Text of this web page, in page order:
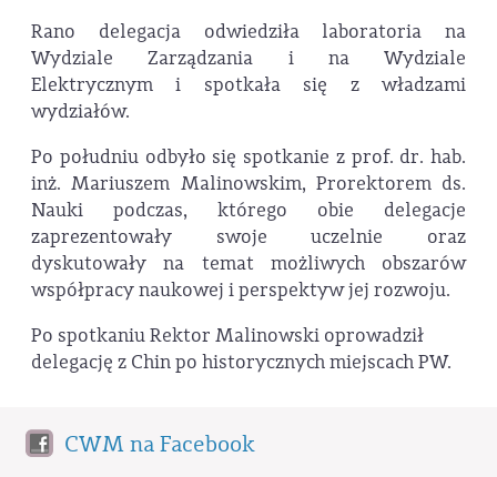
Rano delegacja odwiedziła laboratoria na
Wydziale Zarządzania i na Wydziale
Elektrycznym i spotkała się z władzami
wydziałów.
Po południu odbyło się spotkanie z prof. dr. hab.
inż. Mariuszem Malinowskim, Prorektorem ds.
Nauki podczas, którego obie delegacje
zaprezentowały swoje uczelnie oraz
dyskutowały na temat możliwych obszarów
współpracy naukowej i perspektyw jej rozwoju.
Po spotkaniu Rektor Malinowski oprowadził
delegację z Chin po historycznych miejscach PW.
CWM na Facebook